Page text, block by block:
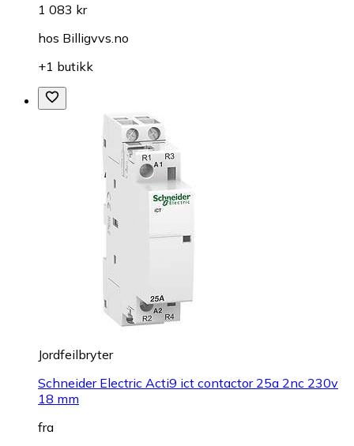
1 083 kr
hos Billigvvs.no
+1 butikk
Jordfeilbryter
Schneider Electric Acti9 ict contactor 25a 2nc 230v
18 mm
fra